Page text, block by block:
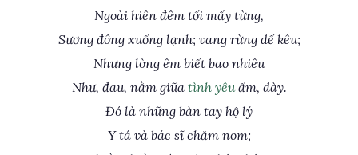
Ngoài hiên đêm tối mấy từng,
Sương đông xuống lạnh; vang rừng dế kêu;
Nhưng lòng êm biết bao nhiêu
Như, đau, nằm giữa tình yêuấm, dày.
Đó là những bàn tay hộ lý
Y tá và bác sĩ chăm nom;